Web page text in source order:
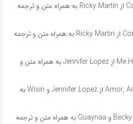
آهنگ اسپانیایی Corazonado از Ricky Martin به همراه متن و ترجمه
آهنگ انگلیسی Come with Me از Ricky Martin به همراه متن و ترجمه
آهنگ اسپانیایی Me Haces Falta از Jennifer Lopez به همراه متن و
آهنگ اسپانیایی Amor, Amor, Amor از Jennifer Lopez و Wisin به
آهنگ اسپانیایی TAJIN از Becky G و Guaynaa به همراه متن و ترجمه